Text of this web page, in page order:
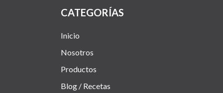
CATEGORÍAS
Inicio
Nosotros
Productos
Blog / Recetas